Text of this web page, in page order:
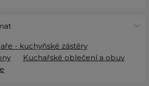
- kuchyňské zástěry
Kuchařské oblečení a obuv